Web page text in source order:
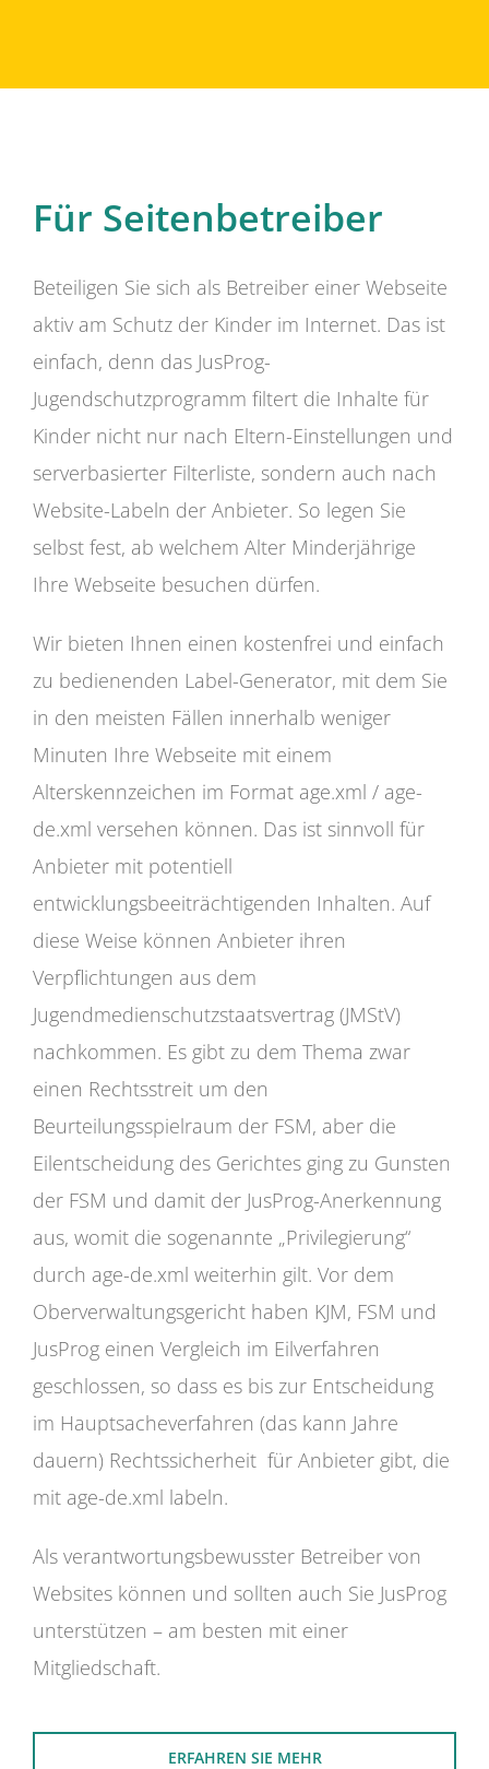
Für Seitenbetreiber
Beteiligen Sie sich als Betreiber einer Webseite
aktiv am Schutz der Kinder im Internet. Das ist
einfach, denn das JusProg-
Jugendschutzprogramm filtert die Inhalte für
Kinder nicht nur nach Eltern-Einstellungen und
serverbasierter Filterliste, sondern auch nach
Website-Labeln der Anbieter. So legen Sie
selbst fest, ab welchem Alter Minderjährige
Ihre Webseite besuchen dürfen.
Wir bieten Ihnen einen kostenfrei und einfach
zu bedienenden Label-Generator, mit dem Sie
in den meisten Fällen innerhalb weniger
Minuten Ihre Webseite mit einem
Alterskennzeichen im Format age.xml / age-
de.xml versehen können. Das ist sinnvoll für
Anbieter mit potentiell
entwicklungsbeeiträchtigenden Inhalten. Auf
diese Weise können Anbieter ihren
Verpflichtungen aus dem
Jugendmedienschutzstaatsvertrag (JMStV)
nachkommen. Es gibt zu dem Thema zwar
einen Rechtsstreit um den
Beurteilungsspielraum der FSM, aber die
Eilentscheidung des Gerichtes ging zu Gunsten
der FSM und damit der JusProg-Anerkennung
aus, womit die sogenannte „Privilegierung“
durch age-de.xml weiterhin gilt. Vor dem
Oberverwaltungsgericht haben KJM, FSM und
JusProg einen Vergleich im Eilverfahren
geschlossen, so dass es bis zur Entscheidung
im Hauptsacheverfahren (das kann Jahre
dauern) Rechtssicherheit für Anbieter gibt, die
mit age-de.xml labeln.
Als verantwortungsbewusster Betreiber von
Websites können und sollten auch Sie JusProg
unterstützen – am besten mit einer
Mitgliedschaft.
ERFAHREN SIE MEHR